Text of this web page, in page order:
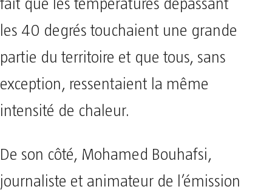
fait que les températures dépassant
les 40 degrés touchaient une grande
partie du territoire et que tous, sans
exception, ressentaient la même
intensité de chaleur.
De son côté, Mohamed Bouhafsi,
journaliste et animateur de l’émission